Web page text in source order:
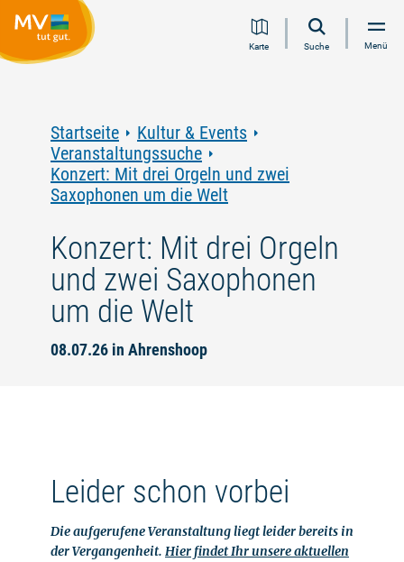
Inhalt
Navigation
Volltextsuche
FooterKarte Suche Menü
Startseite
Kultur & Events
Veranstaltungssuche
Konzert: Mit drei Orgeln und zwei
Saxophonen um die Welt
Konzert: Mit drei Orgeln
und zwei Saxophonen
um die Welt
08.07.26 in Ahrenshoop
Leider schon vorbei
Die aufgerufene Veranstaltung liegt leider bereits in
der Vergangenheit. Hier findet Ihr unsere aktuellen